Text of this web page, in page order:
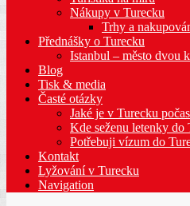
Nákupy v Turecku
Trhy a
Přednášky o Turecku
Istanbul – město dvou
Blog
Tisk & media
Časté otázky
Jaké je v Turecku
Kde seženu letenky do
Potřebuji vízum do
Kontakt
Lyžování v Turecku
Navigation